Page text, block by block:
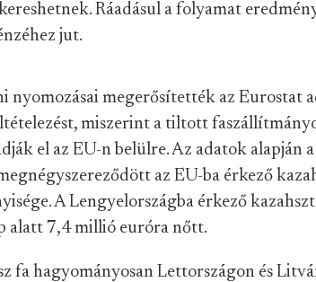
Ráadásul a folyamat
jut.
nyomozásai megerősítették az Eurostat
miszerint a tiltott
el az EU-n belülre. Az adatok alapján
az EU-ba érkező
A Lengyelországba érkező
alatt 7,4 millió euróra nőtt.
fa hagyományosan Lettországon és